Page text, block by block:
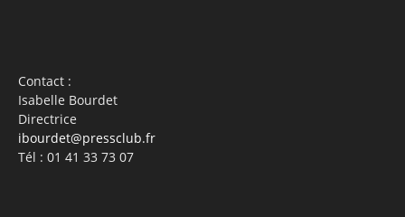
Contact :
Isabelle Bourdet
Directrice
ibourdet@pressclub.fr
Tél : 01 41 33 73 07